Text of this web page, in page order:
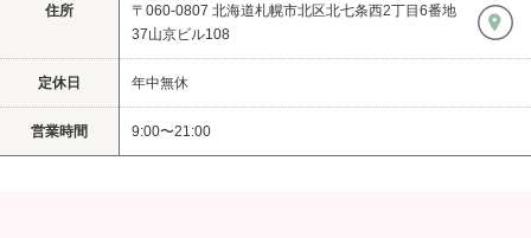
住所
〒060-0807 北海道札幌市北区北七条西2丁目6番地
37山京ビル108
定休日 年中無休
営業時間 9:00〜21:00